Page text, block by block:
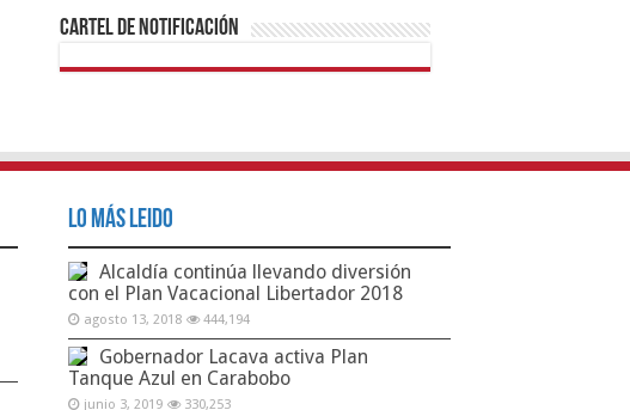
Cartel de Notificación
Lo Más Leido
Alcaldía continúa llevando diversión
con el Plan Vacacional Libertador 2018
agosto 13, 2018 444,194
Gobernador Lacava activa Plan
Tanque Azul en Carabobo
junio 3, 2019 330,253